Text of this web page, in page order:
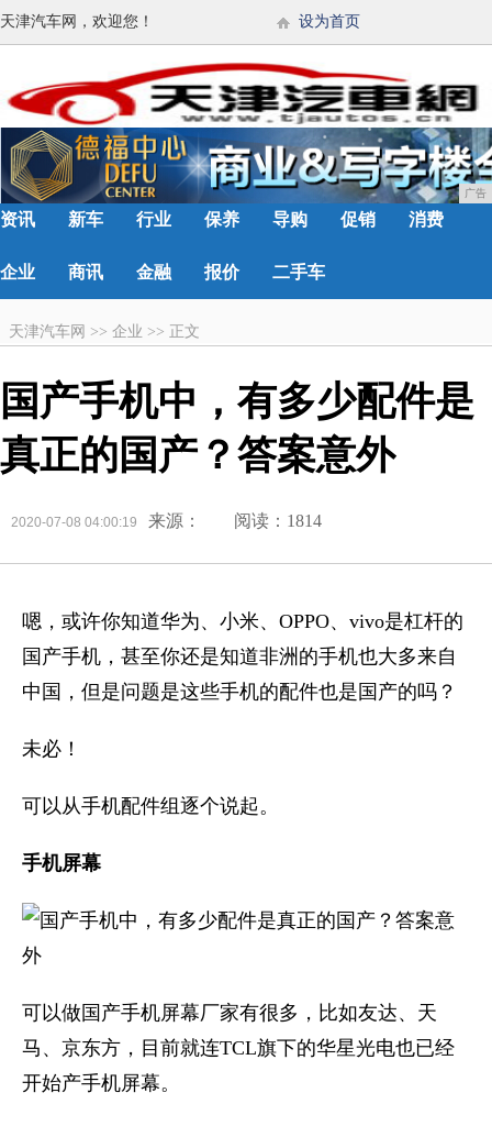
天津汽车网，欢迎您！ 设为首页
广告
资讯 新车 行业 保养 导购 促销 消费
企业 商讯 金融 报价 二手车
天津汽车网 >> 企业 >> 正文
国产手机中，有多少配件是
真正的国产？答案意外
2020-07-08 04:00:19 来源： 阅读：1814
嗯，或许你知道华为、小米、OPPO、vivo是杠杆的
国产手机，甚至你还是知道非洲的手机也大多来自
中国，但是问题是这些手机的配件也是国产的吗？
未必！
可以从手机配件组逐个说起。
手机屏幕
可以做国产手机屏幕厂家有很多，比如友达、天
马、京东方，目前就连TCL旗下的华星光电也已经
开始产手机屏幕。